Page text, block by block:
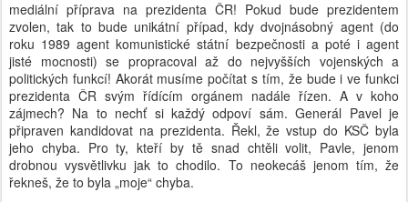
mediální příprava na prezidenta ČR! Pokud bude prezidentem
zvolen, tak to bude unikátní případ, kdy dvojnásobný agent (do
roku 1989 agent komunistické státní bezpečnosti a poté i agent
jisté mocnosti) se propracoval až do nejvyšších vojenských a
politických funkcí! Akorát musíme počítat s tím, že bude i ve funkci
prezidenta ČR svým řídícím orgánem nadále řízen. A v koho
zájmech? Na to nechť si každý odpoví sám. Generál Pavel je
připraven kandidovat na prezidenta. Řekl, že vstup do KSČ byla
jeho chyba. Pro ty, kteří by tě snad chtěli volit, Pavle, jenom
drobnou vysvětlivku jak to chodilo. To neokecáš jenom tím, že
řekneš, že to byla „moje“ chyba.